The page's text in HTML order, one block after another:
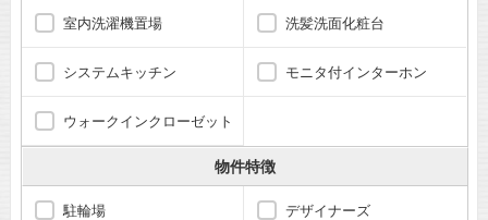
室内洗濯機置場 洗髪洗面化粧台
システムキッチン モニタ付インターホン
ウォークインクローゼット
物件特徴
駐輪場 デザイナーズ